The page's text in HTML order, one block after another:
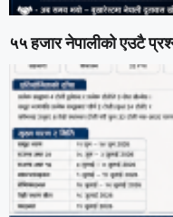
५५ हजार नेपालीको एउटै